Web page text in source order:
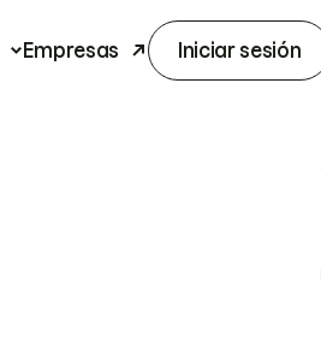
Empresas Iniciar sesión